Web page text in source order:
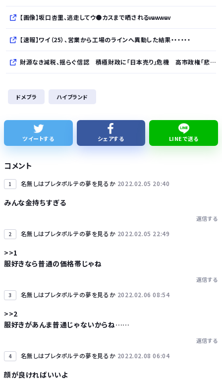
【画像】坂口杏里、逃走してウ●カスまで晒されるｗｗｗｗｗ
【速報】ワイ（25）、営業から工場のラインへ異動した結果・・・・・・
財源なき減税、揺らぐ信認 積極財政に「日本売り」危機 高市政権「悲願」に固執
【グラボ】物がありません返金は今後あり得ると思ってるのでサブの用意はしておこうな
ドメブラ ハイブランド
ツイートする シェアする LINEで送る
コメント
1 名無しはプレタポルテの夢を見るか 2022.02.05 20:40
みんな金持ちすぎる
返信する
2 名無しはプレタポルテの夢を見るか 2022.02.05 22:49
>>1
服好きなら普通の価格帯じゃね
返信する
3 名無しはプレタポルテの夢を見るか 2022.02.06 08:54
>>2
服好きがあんま普通じゃないからね……
返信する
4 名無しはプレタポルテの夢を見るか 2022.02.08 06:04
顔が良ければいいよ